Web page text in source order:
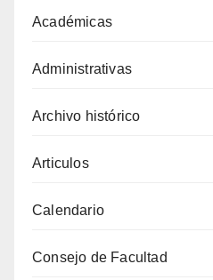
Académicas
Administrativas
Archivo histórico
Articulos
Calendario
Consejo de Facultad